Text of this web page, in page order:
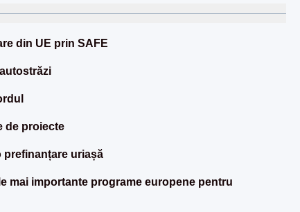
din UE prin SAFE
de proiecte
prefinanțare uriașă
mai importante programe europene pentru